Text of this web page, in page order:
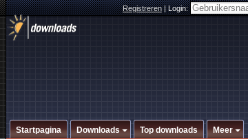
Registreren|Login:
Startpagina Downloads Top downloads Meer